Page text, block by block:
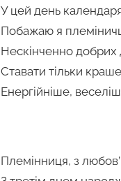
У цей день
Побажаю я
Нескінченно добрих
Ставати тільки
Енергійніше,
Племінниця, з